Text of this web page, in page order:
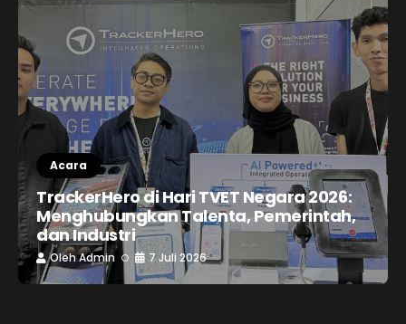
Acara
TrackerHero di Hari TVET Negara 2026:
Menghubungkan Talenta, Pemerintah,
dan Industri
OlehAdmin 7 Juli 2026